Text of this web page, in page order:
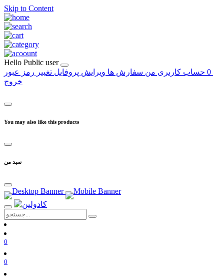
Skip to Content
Hello Public user
0 حساب کاربری من سفارش ها ویرایش پروفایل تغییر رمز عبور
خروج
You may also like this products
سبد من
0
0